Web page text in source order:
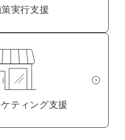
実行支援
ティング支援